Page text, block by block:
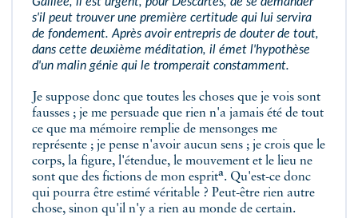
s'il peut trouver une première certitude qui lui servira
de fondement. Après avoir entrepris de douter de tout,
dans cette deuxième méditation, il émet l'hypothèse
d'un malin génie qui le tromperait constamment.
Je suppose donc que toutes les choses que je vois sont
fausses ; je me persuade que rien n'a jamais été de tout
ce que ma mémoire remplie de mensonges me
représente ; je pense n'avoir aucun sens ; je crois que le
corps, la figure, l'étendue, le mouvement et le lieu ne
sont que des fictions de mon esprita. Qu'est-ce donc
qui pourra être estimé véritable ? Peut-être rien autre
chose, sinon qu'il n'y a rien au monde de certain.